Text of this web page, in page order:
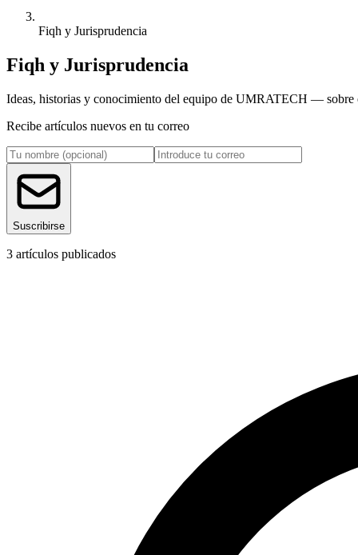
Fiqh y Jurisprudencia
Fiqh y Jurisprudencia
Ideas, historias y conocimiento del equipo de UMRATECH — sobre
Recibe artículos nuevos en tu correo
Suscribirse
3 artículos publicados